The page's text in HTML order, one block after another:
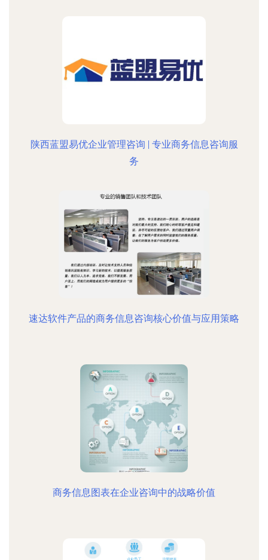
陕西蓝盟易优企业管理咨询 | 专业商务信息咨询服
务
速达软件产品的商务信息咨询核心价值与应用策略
商务信息图表在企业咨询中的战略价值